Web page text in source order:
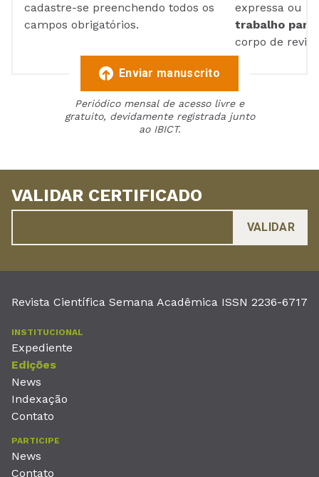
cadastre-se preenchendo todos os
campos obrigatórios.
expressa ou
trabalho para
corpo de
Enviar manuscrito
Periódico mensal de acesso livre e
gratuito, devidamente registrada junto
ao IBICT.
VALIDAR CERTIFICADO
Revista Científica Semana Acadêmica ISSN 2236-6717
INSTITUCIONAL
Expediente
Edições
News
Indexação
Contato
PARTICIPE
News
Contato